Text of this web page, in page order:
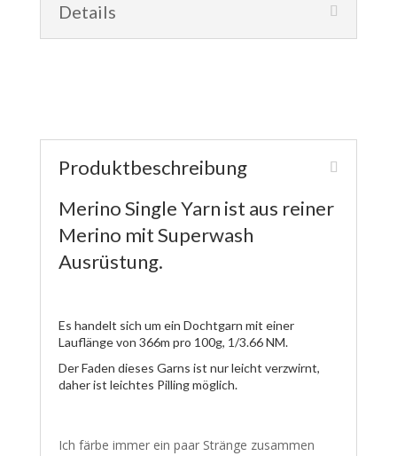
Details
Produktbeschreibung
Merino Single Yarn ist aus reiner
Merino mit Superwash
Ausrüstung.
Es handelt sich um ein Dochtgarn mit einer
Lauflänge von 366m pro 100g, 1/3.66 NM.
Der Faden dieses Garns ist nur leicht verzwirnt,
daher ist leichtes Pilling möglich.
Ich färbe immer ein paar Stränge zusammen